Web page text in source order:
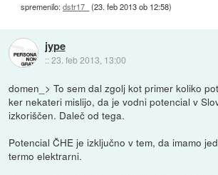
spremenilo:dstr17_ (23. feb 2013 ob 12:58)
jype
::23. feb 2013, 13:00
domen_> To sem dal zgolj kot primer koliko
ker nekateri mislijo, da je vodni potencial v
izkoriščen. Daleč od tega.
Potencial ČHE je izključno v tem, da imamo
termo elektrarni.